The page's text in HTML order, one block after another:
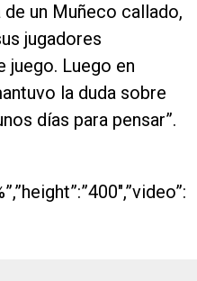
un Muñeco callado,
jugadores
juego. Luego en
la duda sobre
días para pensar”.